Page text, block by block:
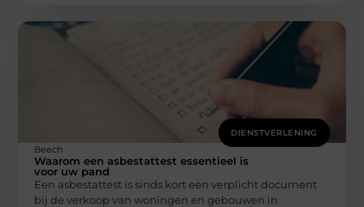
DIENSTVERLENING
Beech
Waarom een asbestattest essentieel is
voor uw pand
Een asbestattest is sinds kort een verplicht document
bij de verkoop van woningen en gebouwen in